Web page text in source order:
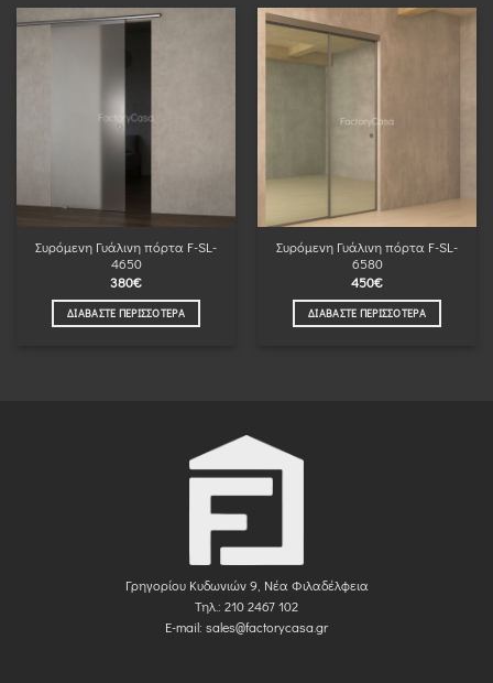
Συρόμενη Γυάλινη πόρτα F-SL-
4650
380€
ΔΙΑΒΆΣΤΕ ΠΕΡΙΣΣΌΤΕΡΑ
Συρόμενη Γυάλινη πόρτα F-SL-
6580
450€
ΔΙΑΒΆΣΤΕ ΠΕΡΙΣΣΌΤΕΡΑ
Γρηγορίου Κυδωνιών 9, Νέα Φιλαδέλφεια
Τηλ.: 210 2467 102
E-mail: sales@factorycasa.gr